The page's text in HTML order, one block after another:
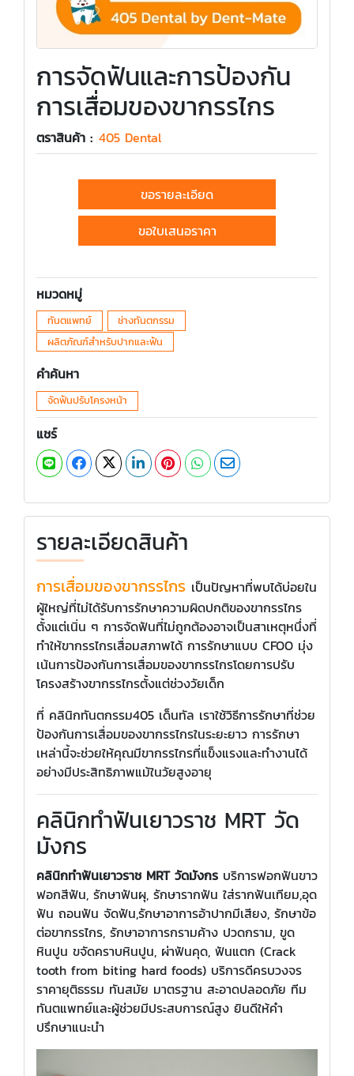
การจัดฟันและการป้องกัน
การเสื่อมของขากรรไกร
ตราสินค้า : 405 Dental
ขอรายละเอียด
ขอใบเสนอราคา
หมวดหมู่
ทันตแพทย์
ช่างทันตกรรม
ผลิตภัณฑ์สำหรับปากและฟัน
คำค้นหา
จัดฟันปรับโครงหน้า
แชร์
รายละเอียดสินค้า
การเสื่อมของขากรรไกร เป็นปัญหาที่พบได้บ่อยใน
ผู้ใหญ่ที่ไม่ได้รับการรักษาความผิดปกติของขากรรไกร
ตั้งแต่เนิ่น ๆ การจัดฟันที่ไม่ถูกต้องอาจเป็นสาเหตุหนึ่งที่
ทำให้ขากรรไกรเสื่อมสภาพได้ การรักษาแบบ CFOO มุ่ง
เน้นการป้องกันการเสื่อมของขากรรไกรโดยการปรับ
โครงสร้างขากรรไกรตั้งแต่ช่วงวัยเด็ก
ที่ คลินิกทันตกรรม405 เด็นทัล เราใช้วิธีการรักษาที่ช่วย
ป้องกันการเสื่อมของขากรรไกรในระยะยาว การรักษา
เหล่านี้จะช่วยให้คุณมีขากรรไกรที่แข็งแรงและทำงานได้
อย่างมีประสิทธิภาพแม้ในวัยสูงอายุ
คลินิกทำฟันเยาวราช MRT วัด
มังกร
คลินิกทำฟันเยาวราช MRT วัดมังกร บริการฟอกฟันขาว
ฟอกสีฟัน, รักษาฟันผุ, รักษารากฟัน ใส่รากฟันเทียม,อุด
ฟัน ถอนฟัน จัดฟัน,รักษาอาการอ้าปากมีเสียง, รักษาข้อ
ต่อขากรรไกร, รักษาอาการกรามค้าง ปวดกราม, ขูด
หินปูน ขจัดคราบหินปูน, ผ่าฟันคุด, ฟันแตก (Crack
tooth from biting hard foods) บริการดีครบวงจร
ราคายุติธรรม ทันสมัย มาตรฐาน สะอาดปลอดภัย ทีม
ทันตแพทย์และผู้ช่วยมีประสบการณ์สูง ยินดีให้คำ
ปรึกษาแนะนำ